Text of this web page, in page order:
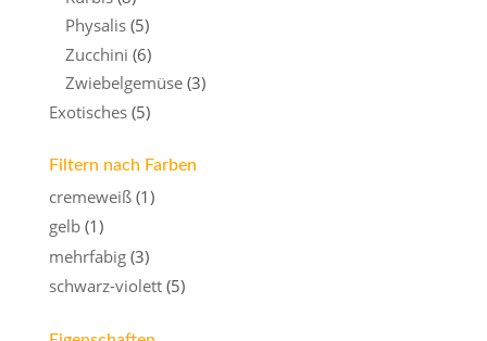
Physalis (5)
Zucchini (6)
Zwiebelgemüse (3)
Exotisches (5)
Filtern nach Farben
cremeweiß (1)
gelb (1)
mehrfabig (3)
schwarz-violett (5)